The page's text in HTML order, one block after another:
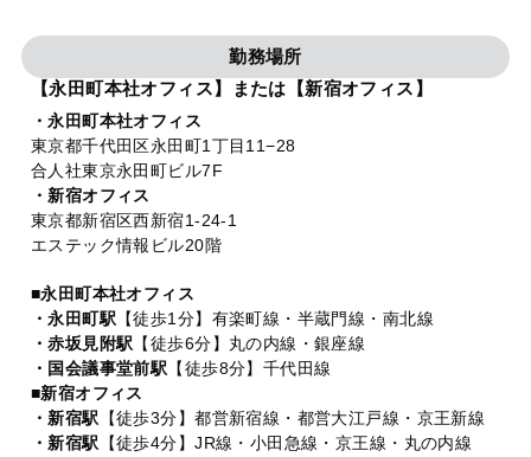
勤務場所
【永田町本社オフィス】または【新宿オフィス】
・永田町本社オフィス
東京都千代田区永田町1丁目11−28
合人社東京永田町ビル7F
・新宿オフィス
東京都新宿区西新宿1-24-1
エステック情報ビル20階
■永田町本社オフィス
・永田町駅 【徒歩1分】有楽町線・半蔵門線・南北線
・赤坂見附駅 【徒歩6分】丸の内線・銀座線
・国会議事堂前駅 【徒歩8分】千代田線
■新宿オフィス
・新宿駅 【徒歩3分】都営新宿線・都営大江戸線・京王新線
・新宿駅 【徒歩4分】JR線・小田急線・京王線・丸の内線